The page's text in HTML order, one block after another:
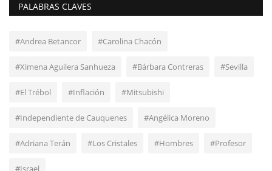
PALABRAS CLAVES
#Andrea Betancor #Carolina Chacón
#Ximena Aguilera Sanhueza #Bárbara Contreras #Sevilla
#El Trébol #Inflación #Mitsubishi
#Independiente de Cauquenes #Angélica Moreno
#Adriana Terán #Los Cristales #Hombres #Profesor